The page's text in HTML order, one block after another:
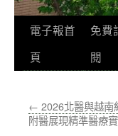
跳
至
要
電子報首
頁
免費
閱
← 2026北醫與越南
附醫展現精準醫療